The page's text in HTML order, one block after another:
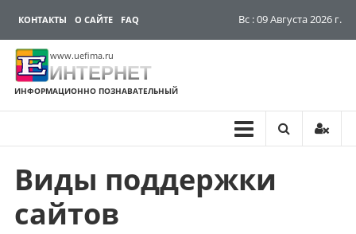
КОНТАКТЫ О САЙТЕ FAQ Вс : 09 Августа 2026 г.
www.uefima.ru
ИНТЕРНЕТ
ИНФОРМАЦИОННО ПОЗНАВАТЕЛЬНЫЙ
Перейти
содержимому
Виды поддержки
сайтов